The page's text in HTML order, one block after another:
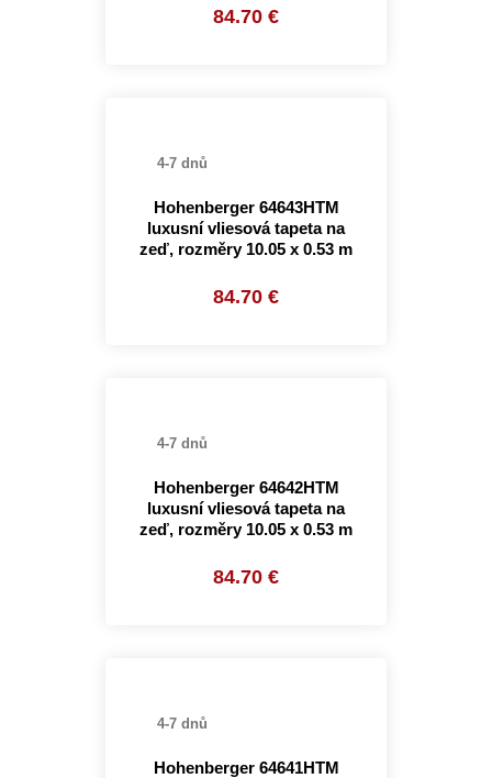
84.70 €
4-7 dnů
Hohenberger 64643HTM
luxusní vliesová tapeta na
zeď, rozměry 10.05 x 0.53 m
84.70 €
4-7 dnů
Hohenberger 64642HTM
luxusní vliesová tapeta na
zeď, rozměry 10.05 x 0.53 m
84.70 €
4-7 dnů
Hohenberger 64641HTM